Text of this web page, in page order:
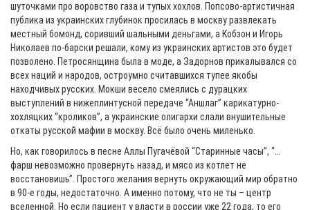
шуточками про воровство газа и тупых хохлов. Попсово-артистичная
публика из украинских глубинок просилась в москву развлекать
местный бомонд, соривший шальными деньгами, а Кобзон и Игорь
Николаев по-барски решали, кому из украинских артистов это будет
позволено. Петросянщина была в моде, а Задорнов прикалывался со
всех наций и народов, остроумно считавшихся тупее якобы
находчивых русских. Мокши весело смеялись с дурацких
выступлений в нижеплинтусной передаче “Аншлаг” карикатурно-
хохляцких “кроликов”, а украинские олигархи слали внушительные
откаты русской мафии в москву. Всё было очень миленько.
Но, как говорилось в песне Аллы Пугачёвой “Старинные часы”, “…
фарш невозможно провернуть назад, и мясо из котлет не
восстановишь”. Простого желания вернуть окружающий мир обратно
в 90-е годы, недостаточно. А именно потому, что не ты – центр
вселенной. Но если пациент у власти в россии уже 22 года, то его